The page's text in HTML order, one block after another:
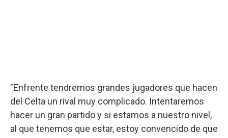
"Enfrente tendremos grandes jugadores que hacen
del Celta un rival muy complicado. Intentaremos
hacer un gran partido y si estamos a nuestro nivel,
al que tenemos que estar, estoy convencido de que